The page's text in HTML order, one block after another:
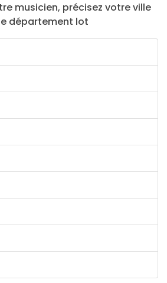
musicien, précisez votre ville
département lot